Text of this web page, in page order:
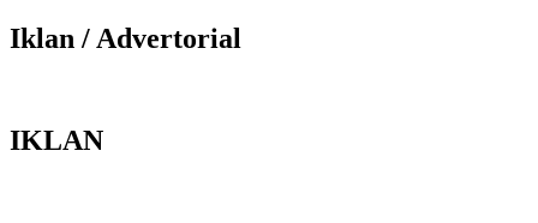
Iklan / Advertorial
IKLAN